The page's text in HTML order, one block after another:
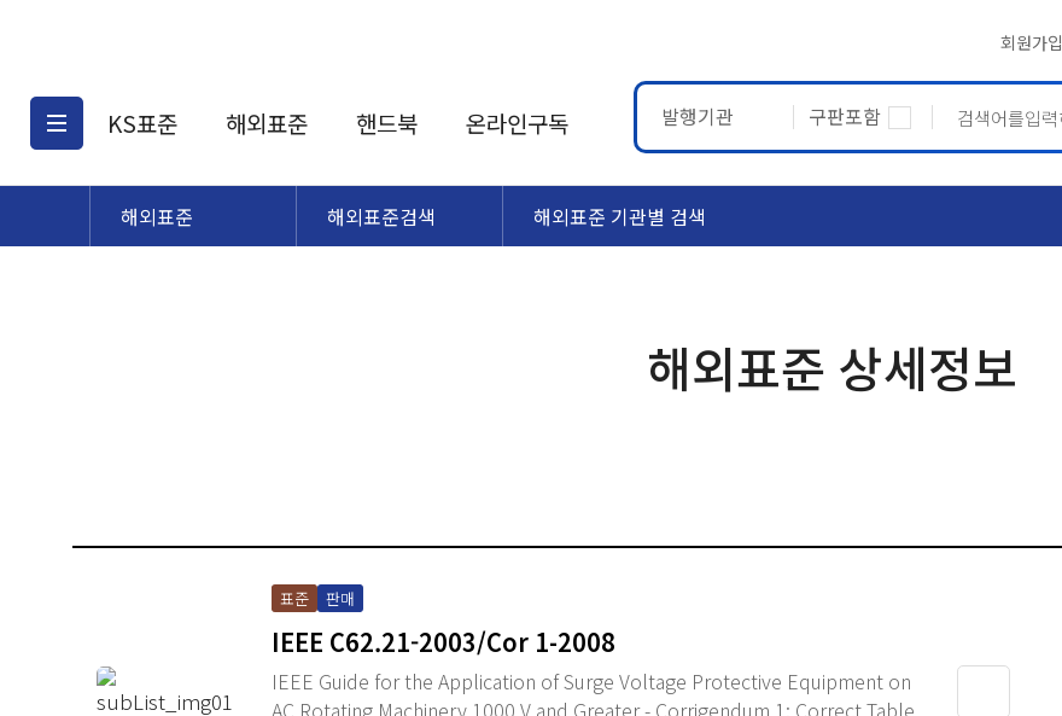
회원가입
KS표준
KS표준검색
해외표준
해외표준검색
핸드북 온라인구독 발행기관 구판포함
해외표준 해외표준검색 해외표준 기관별 검색
해외표준 상세정보
표준 판매
IEEE C62.21-2003/Cor 1-2008
IEEE Guide for the Application of Surge Voltage Protective Equipment on
AC Rotating Machinery 1000 V and Greater - Corrigendum 1: Correct Table